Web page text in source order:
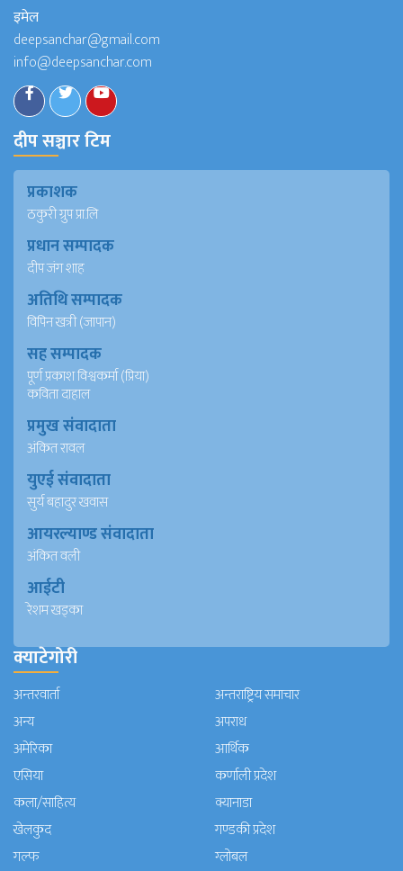
इमेल
deepsanchar@gmail.com
info@deepsanchar.com
दीप सञ्चार टिम
प्रकाशक
ठकुरी ग्रुप प्रा.लि
प्रधान सम्पादक
दीप जंग शाह
अतिथि सम्पादक
विपिन खत्री (जापान)
सह सम्पादक
पूर्ण प्रकाश विश्वकर्मा (प्रिया)
कविता दाहाल
प्रमुख संवादाता
अंकित रावल
युएई संवादाता
सुर्य बहादुर खवास
आयरल्याण्ड संवादाता
अंकित वली
आईटी
रेशम खड्का
क्याटेगोरी
अन्तरवार्ता
अन्तराष्ट्रिय समाचार
अन्य
अपराध
अमेरिका
आर्थिक
एसिया
कर्णाली प्रदेश
कला/साहित्य
क्यानाडा
खेलकुद
गण्डकी प्रदेश
गल्फ
ग्लोबल